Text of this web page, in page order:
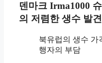
덴마크 Irma1000
의 저렴한 생수 발견
북유럽의 생수 가
행자의 부담